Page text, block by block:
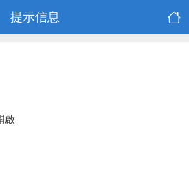
提示信息
啟